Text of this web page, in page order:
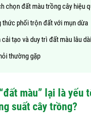
chọn đất màu trồng cây hiệu
thức phối trộn đất với mụn dừa
cải tạo và duy trì đất màu lâu dài
thường gặp
màu” lại là yếu
suất cây trồng?